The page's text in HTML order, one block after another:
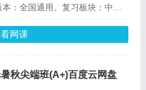
：全国通用。复习板块：中特
高考刷题，讲解题型技巧。
网课
秋尖端班(A+)百度云网盘